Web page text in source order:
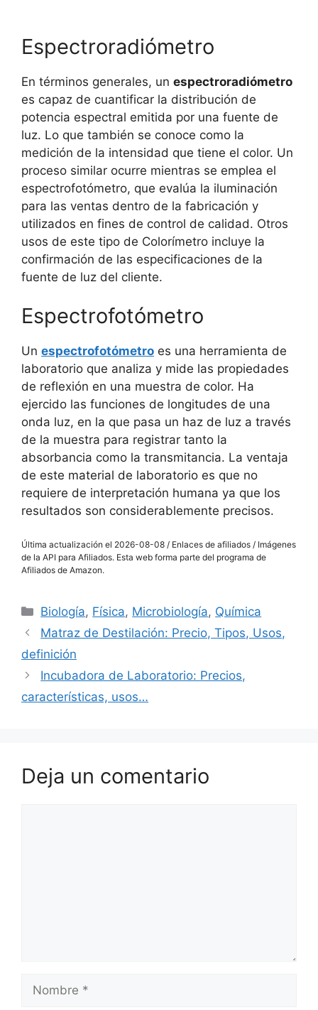
Espectroradiómetro
En términos generales, un espectroradiómetro
es capaz de cuantificar la distribución de
potencia espectral emitida por una fuente de
luz. Lo que también se conoce como la
medición de la intensidad que tiene el color. Un
proceso similar ocurre mientras se emplea el
espectrofotómetro, que evalúa la iluminación
para las ventas dentro de la fabricación y
utilizados en fines de control de calidad. Otros
usos de este tipo de Colorímetro incluye la
confirmación de las especificaciones de la
fuente de luz del cliente.
Espectrofotómetro
Un espectrofotómetro es una herramienta de
laboratorio que analiza y mide las propiedades
de reflexión en una muestra de color. Ha
ejercido las funciones de longitudes de una
onda luz, en la que pasa un haz de luz a través
de la muestra para registrar tanto la
absorbancia como la transmitancia. La ventaja
de este material de laboratorio es que no
requiere de interpretación humana ya que los
resultados son considerablemente precisos.
Última actualización el 2026-08-08 / Enlaces de afiliados / Imágenes
de la API para Afiliados. Esta web forma parte del programa de
Afiliados de Amazon.
Categorías
Biología, Física, Microbiología, Química
Matraz de Destilación: Precio, Tipos, Usos,
definición
Incubadora de Laboratorio: Precios,
características, usos…
Deja un comentario